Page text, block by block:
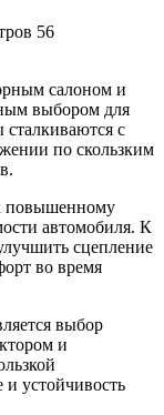
56
салоном и
выбором для
с
по скользким
повышенному
автомобиля. К
сцепление
во время
выбор
и
устойчивость